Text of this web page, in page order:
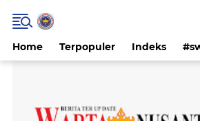
Home Terpopuler Indeks